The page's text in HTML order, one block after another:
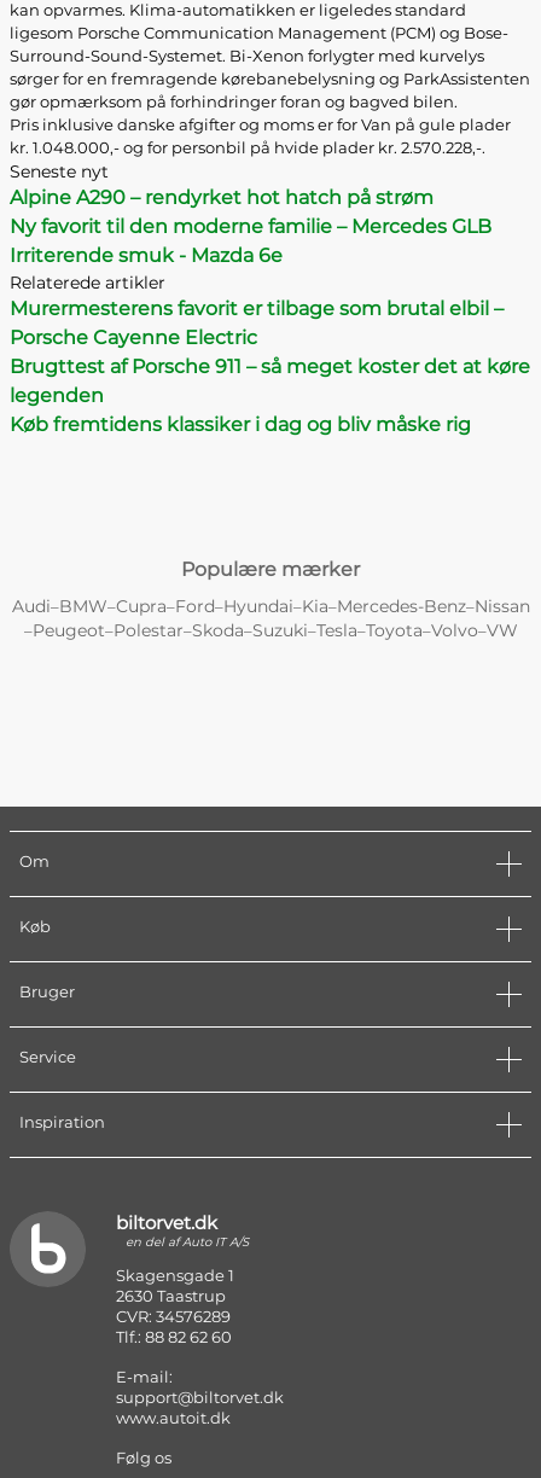
kan opvarmes. Klima-automatikken er ligeledes standard
ligesom Porsche Communication Management (PCM) og Bose-
Surround-Sound-Systemet. Bi-Xenon forlygter med kurvelys
sørger for en fremragende kørebanebelysning og ParkAssistenten
gør opmærksom på forhindringer foran og bagved bilen.
Pris inklusive danske afgifter og moms er for Van på gule plader
kr. 1.048.000,- og for personbil på hvide plader kr. 2.570.228,-.
Seneste nyt
Alpine A290 – rendyrket hot hatch på strøm
Ny favorit til den moderne familie – Mercedes GLB
Irriterende smuk - Mazda 6e
Relaterede artikler
Murermesterens favorit er tilbage som brutal elbil –
Porsche Cayenne Electric
Brugttest af Porsche 911 – så meget koster det at køre
legenden
Køb fremtidens klassiker i dag og bliv måske rig
Populære mærker
Audi–BMW–Cupra–Ford–Hyundai–Kia–Mercedes-Benz–Nissan
–Peugeot–Polestar–Skoda–Suzuki–Tesla–Toyota–Volvo–VW
Om
Køb
Bruger
Service
Inspiration
biltorvet.dk
en del af Auto IT A/S
Skagensgade 1
2630 Taastrup
CVR: 34576289
Tlf.: 88 82 62 60
E-mail:
support@biltorvet.dk
www.autoit.dk
Følg os